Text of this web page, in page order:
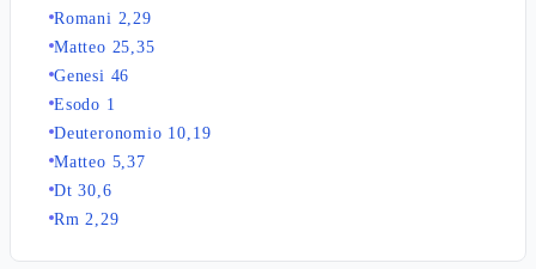
Romani 2,29
Matteo 25,35
Genesi 46
Esodo 1
Deuteronomio 10,19
Matteo 5,37
Dt 30,6
Rm 2,29